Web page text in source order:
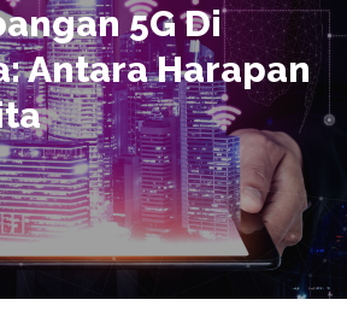
5G Di
Antara Harapan